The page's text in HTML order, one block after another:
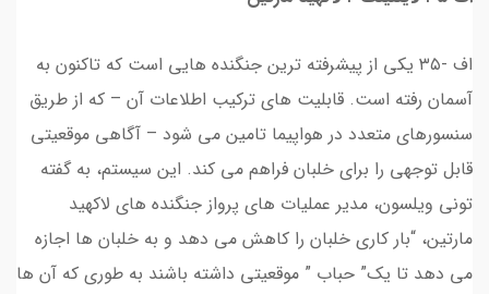
اف -۳۵ یکی از پیشرفته ترین جنگنده هایی است که تاکنون به
آسمان رفته است. قابلیت های ترکیب اطلاعات آن – که از طریق
سنسورهای متعدد در هواپیما تامین می شود – آگاهی موقعیتی
قابل توجهی را برای خلبان فراهم می کند. این سیستم، به گفته
تونی ویلسون، مدیر عملیات های پرواز جنگنده های لاکهید
مارتین، “بار کاری خلبان را کاهش می دهد و به خلبان ها اجازه
می دهد تا یک” حباب ” موقعیتی داشته باشند به طوری که آن ها